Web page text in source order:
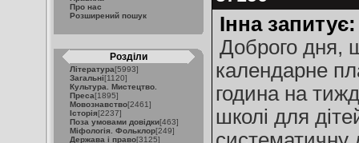
Про нас
Розширений пошук
Розділи
Література[5993]
Загальні[1120]
Культура. Мистецтво.
Преса[1895]
Мовознавство[2461]
Історія[2237]
Поза умовами довідки[463]
Міфологія. Фольклор[249]
Держава і право[3125]
Інна запитує:
Доброго дня,
календарне
година на
школі для